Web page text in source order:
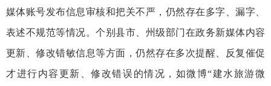
媒体账号发布信息审核和把关不严，仍然存在多字、漏字、
表述不规范等情况。个别县市、州级部门在政务新媒体内容
更新、修改错敏信息等方面，仍然存在多次提醒、反复催促
才进行内容更新、修改错误的情况，如微博“建水旅游微